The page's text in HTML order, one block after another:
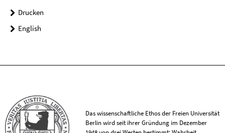
Drucken
English
Das wissenschaftliche Ethos der Freien Universität
Berlin wird seit ihrer Gründung im Dezember